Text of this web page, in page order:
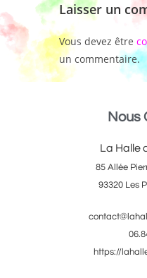
Laisser un
Vous devez être
un commentaire.
Nous
La Halle
85 Allée
93320 Les
https://